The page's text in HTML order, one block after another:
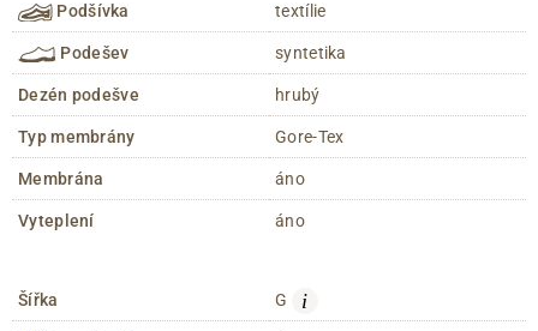
Podšívka textílie
Podešev syntetika
Dezén podešve hrubý
Typ membrány Gore-Tex
Membrána áno
Vyteplení áno
Šířka G i